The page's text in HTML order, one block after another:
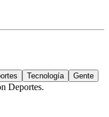
Tecnología Gente
Deportes.